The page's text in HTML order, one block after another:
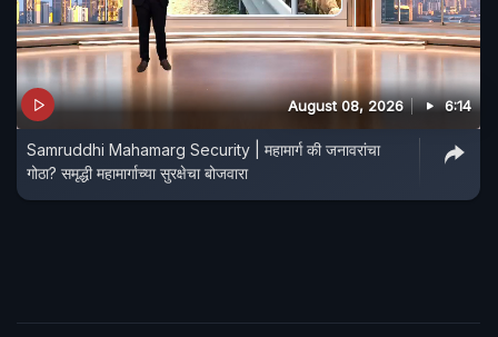
August 08, 2026 6:14
Samruddhi Mahamarg Security | महामार्ग की जनावरांचा
गोठा? समृद्धी महामार्गाच्या सुरक्षेचा बोजवारा